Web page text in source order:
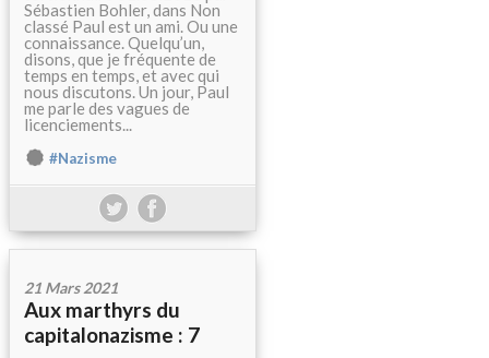
Sébastien Bohler, dans Non
classé Paul est un ami. Ou une
connaissance. Quelqu’un,
disons, que je fréquente de
temps en temps, et avec qui
nous discutons. Un jour, Paul
me parle des vagues de
licenciements...
#Nazisme
21 Mars 2021
Aux marthyrs du
capitalonazisme : 7